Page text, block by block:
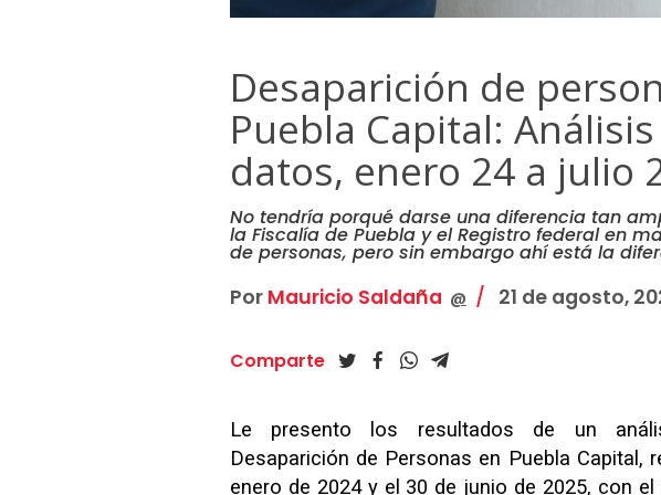
Desaparición de
Puebla Capital:
datos, enero 24 a julio
No tendría porqué darse una diferencia tan
la Fiscalía de Puebla y el Registro federal en
de personas, pero sin embargo ahí está la
Por Mauricio Saldaña @ 21 de agosto,
Comparte
Le presento los resultados de un
Desaparición de Personas en Puebla Capital,
enero de 2024 y el 30 de junio de 2025, con